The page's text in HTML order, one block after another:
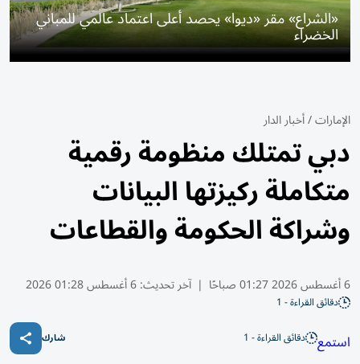
«الشراع» مقر «ديوا» يحصد أعلى اعتماد عالمي للمباني
الخضراء
الإمارات/أخبار الدار
دبي تمتلك منظومة رقمية
متكاملة ركيزتها البيانات
وشراكة الحكومة والقطاعات
6 أغسطس 2026 01:27 صباحًا | آخر تحديث:6 أغسطس 01:28 2026
دقائق القراءة - 1
استمع دقائق القراءة - 1 شارك